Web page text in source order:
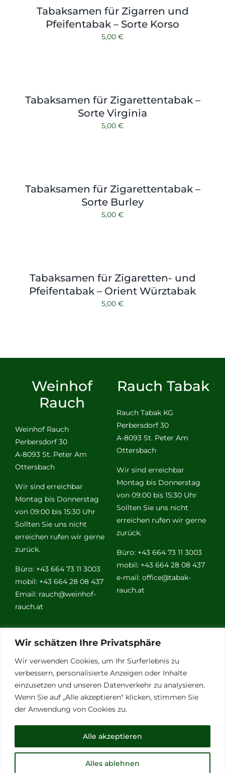
Wir schätzen Ihre Privatsphäre
Wir verwenden Cookies, um Ihr Surferlebnis zu
verbessern, personalisierte Anzeigen oder Inhalte
einzusetzen und unseren Datenverkehr zu analysieren.
Wenn Sie auf „Alle akzeptieren" klicken, stimmen Sie
der Anwendung von Cookies zu.
Alles ablehnen
Alle akzeptieren
Tabaksamen für Zigarren und
Pfeifentabak – Sorte Korso
5,00 €
Tabaksamen für Zigarettentabak –
Sorte Virginia
5,00 €
Tabaksamen für Zigarettentabak –
Sorte Burley
5,00 €
Tabaksamen für Zigaretten- und
Pfeifentabak – Orient Würztabak
5,00 €
Weinhof
Rauch
Weinhof Rauch
Perbersdorf 30
A-8093 St. Peter Am
Ottersbach
Wir sind erreichbar
Montag bis Donnerstag
von 09:00 bis 15:30 Uhr
Sollten Sie uns nicht
erreichen rufen wir gerne
zurück.
Büro: +43 664 73 11 3003
mobil: +43 664 28 08 437
Email: rauch@weinhof-
rauch.at
Rauch Tabak
Rauch Tabak KG
Perbersdorf 30
A-8093 St. Peter Am
Ottersbach
Wir sind erreichbar
Montag bis Donnerstag
von 09:00 bis 15:30 Uhr
Sollten Sie uns nicht
erreichen rufen wir gerne
zurück.
Büro: +43 664 73 11 3003
mobil: +43 664 28 08 437
e-mail: office@tabak-
rauch.at
Weitere
Links
Vino Vitalis
Ottersbachtal
Partnerbetriebe
Links für Weinkenner
Presse